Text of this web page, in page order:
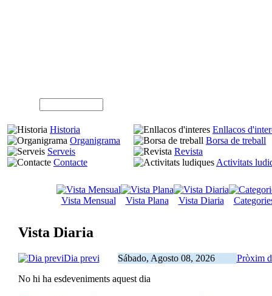
Historia
Organigrama
Serveis
Contacte
Enllacos
Borsa de treball
Revista
Activitats
Vista Mensual Vista Plana Vista Diaria
Vista Diaria
Dia previ Sábado, Agosto 08, 2026
Pròxim
No hi ha esdeveniments aquest dia